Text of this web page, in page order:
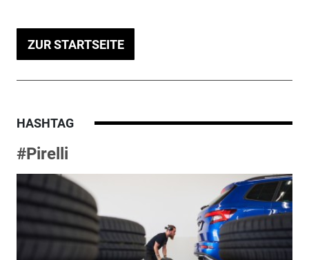
ZUR STARTSEITE
HASHTAG
#Pirelli